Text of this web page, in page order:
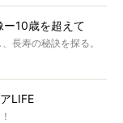
ー10歳を超えて
長寿の秘訣を探る。
LIFE